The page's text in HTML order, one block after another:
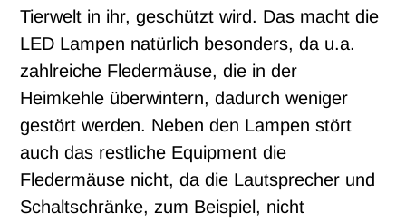
Tierwelt in ihr, geschützt wird. Das macht die
LED Lampen natürlich besonders, da u.a.
zahlreiche Fledermäuse, die in der
Heimkehle überwintern, dadurch weniger
gestört werden. Neben den Lampen stört
auch das restliche Equipment die
Fledermäuse nicht, da die Lautsprecher und
Schaltschränke, zum Beispiel, nicht